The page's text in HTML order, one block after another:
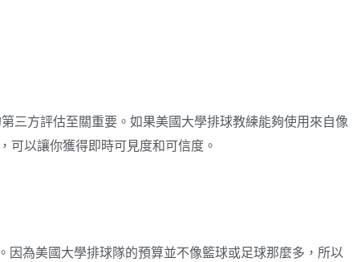
三方評估至關重要。如果美國大學排球教練能夠使用來自像
可以讓你獲得即時可見度和可信度。
因為美國大學排球隊的預算並不像籃球或足球那麼多，所以